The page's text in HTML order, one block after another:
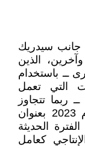
جانب سيدريك
الذين
ــ باستخدام
التي تعمل
ربما تتجاوز
حدود الرأسمالية. في كتابك الصادر عام 2023 بعنوان
الحديثة
كعامل